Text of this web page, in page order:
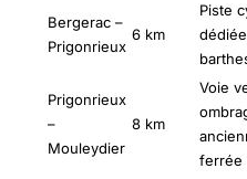
Bergerac –
Prigonrieux
6 km
Piste
Prigonrieux
–
Mouleydier
8 km
Voie
ferrée